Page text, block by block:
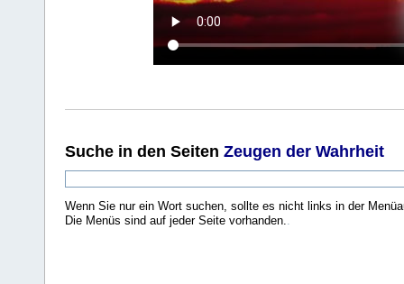
Suche in den Seiten Zeugen der Wahrheit
Wenn Sie nur ein Wort suchen, sollte es nicht links in der
Die Menüs sind auf jeder Seite vorhanden.